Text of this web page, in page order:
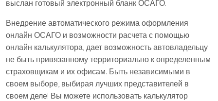
выслан готовый электронный бланк ОСАГО.
Внедрение автоматического режима оформления
онлайн ОСАГО и возможности расчета с помощью
онлайн калькулятора, дает возможность автовладельцу
не быть привязанному территориально к определенным
страховщикам и их офисам. Быть независимыми в
своем выборе, выбирая лучших представителей в
своем деле! Вы можете использовать калькулятор